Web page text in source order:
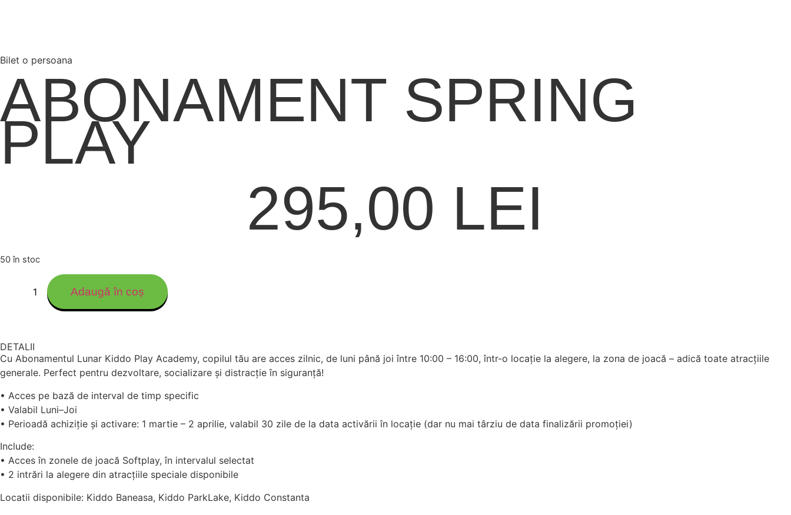
Bilet o persoana
ABONAMENT SPRING
PLAY
295,00 LEI
50 în stoc
Adaugă în coș
DETALII
Cu Abonamentul Lunar Kiddo Play Academy, copilul tău are acces zilnic, de luni până joi între 10:00 – 16:00, într-o locație la alegere, la zona de joacă – adică toate atracțiile
generale. Perfect pentru dezvoltare, socializare și distracție în siguranță!
• Acces pe bază de interval de timp specific
• Valabil Luni–Joi
• Perioadă achiziție și activare: 1 martie – 2 aprilie, valabil 30 zile de la data activării în locație (dar nu mai târziu de data finalizării promoției)
Include:
• Acces în zonele de joacă Softplay, în intervalul selectat
• 2 intrări la alegere din atracțiile speciale disponibile
Locatii disponibile: Kiddo Baneasa, Kiddo ParkLake, Kiddo Constanta